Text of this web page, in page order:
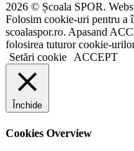
2026 © Școala SPOR.
Folosim cookie-uri pentru a
scoalaspor.ro. Apasand
folosirea tuturor cookie-
Setări cookie
ACCEPT
Închide
Cookies Overview